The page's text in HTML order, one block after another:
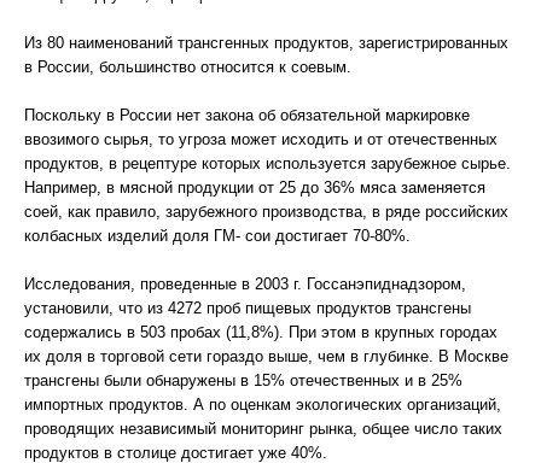
Из 80 наименований трансгенных продуктов, зарегистрированных
в России, большинство относится к соевым.
Поскольку в России нет закона об обязательной маркировке
ввозимого сырья, то угроза может исходить и от отечественных
продуктов, в рецептуре которых используется зарубежное сырье.
Например, в мясной продукции от 25 до 36% мяса заменяется
соей, как правило, зарубежного производства, в ряде российских
колбасных изделий доля ГМ- сои достигает 70-80%.
Исследования, проведенные в 2003 г. Госсанэпиднадзором,
установили, что из 4272 проб пищевых продуктов трансгены
содержались в 503 пробах (11,8%). При этом в крупных городах
их доля в торговой сети гораздо выше, чем в глубинке. В Москве
трансгены были обнаружены в 15% отечественных и в 25%
импортных продуктов. А по оценкам экологических организаций,
проводящих независимый мониторинг рынка, общее число таких
продуктов в столице достигает уже 40%.